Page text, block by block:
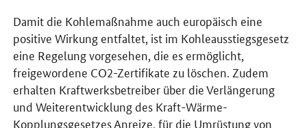
Damit die Kohlemaßnahme auch europäisch eine
positive Wirkung entfaltet, ist im Kohleausstiegsgesetz
eine Regelung vorgesehen, die es ermöglicht,
freigewordene CO2-Zertifikate zu löschen. Zudem
erhalten Kraftwerksbetreiber über die Verlängerung
und Weiterentwicklung des Kraft-Wärme-
Kopplungsgesetzes Anreize, für die Umrüstung von